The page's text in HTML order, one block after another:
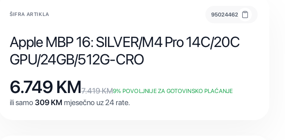
ŠIFRA ARTIKLA 95024462
Apple MBP 16: SILVER/M4 Pro 14C/20C
GPU/24GB/512G-CRO
6.749 KM7.419KM9% POVOLJNIJE ZA GOTOVINSKO PLAĆANJE
ili samo 309 KM mjesečno uz 24 rate.